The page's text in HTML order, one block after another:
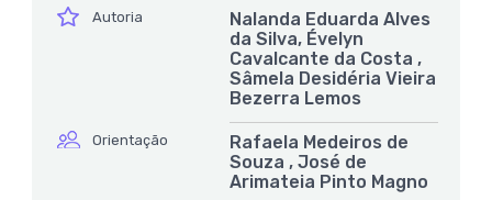
íconeAutoria
Nalanda Eduarda Alves
da Silva, Évelyn
Cavalcante da Costa ,
Sâmela Desidéria Vieira
Bezerra Lemos
íconeOrientação
Rafaela Medeiros de
Souza , José de
Arimateia Pinto Magno